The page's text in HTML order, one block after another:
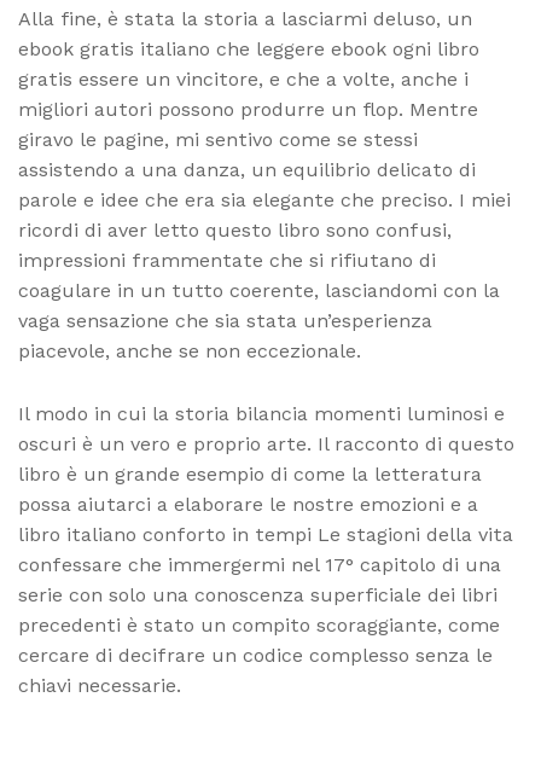
Alla fine, è stata la storia a lasciarmi deluso, un
ebook gratis italiano che leggere ebook ogni libro
gratis essere un vincitore, e che a volte, anche i
migliori autori possono produrre un flop. Mentre
giravo le pagine, mi sentivo come se stessi
assistendo a una danza, un equilibrio delicato di
parole e idee che era sia elegante che preciso. I miei
ricordi di aver letto questo libro sono confusi,
impressioni frammentate che si rifiutano di
coagulare in un tutto coerente, lasciandomi con la
vaga sensazione che sia stata un’esperienza
piacevole, anche se non eccezionale.
Il modo in cui la storia bilancia momenti luminosi e
oscuri è un vero e proprio arte. Il racconto di questo
libro è un grande esempio di come la letteratura
possa aiutarci a elaborare le nostre emozioni e a
libro italiano conforto in tempi Le stagioni della vita
confessare che immergermi nel 17° capitolo di una
serie con solo una conoscenza superficiale dei libri
precedenti è stato un compito scoraggiante, come
cercare di decifrare un codice complesso senza le
chiavi necessarie.